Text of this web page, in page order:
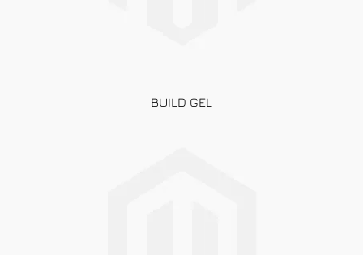
BUILD GEL